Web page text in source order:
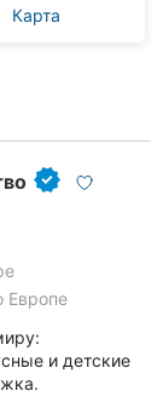
Карта
Европе
и детские